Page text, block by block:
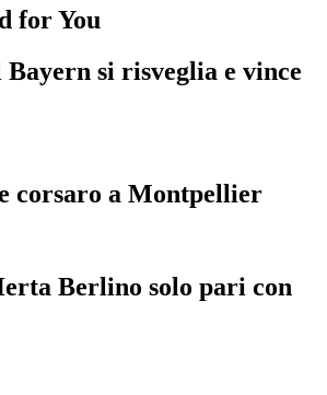
for You
si risveglia e vince
corsaro a Montpellier
Berlino solo pari con